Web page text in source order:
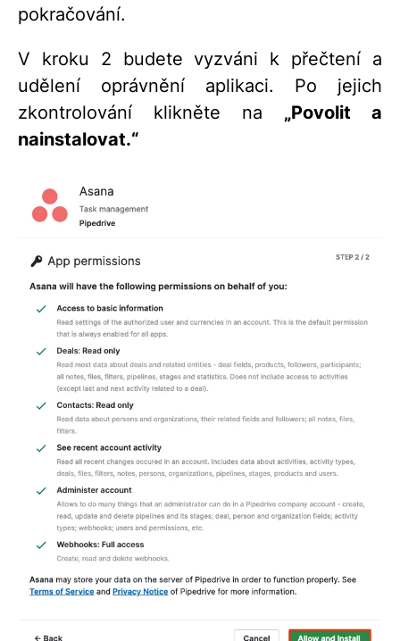
pokračování.
V kroku 2 budete vyzváni k přečtení a
udělení oprávnění aplikaci. Po jejich
zkontrolování klikněte na „Povolit a
nainstalovat.“